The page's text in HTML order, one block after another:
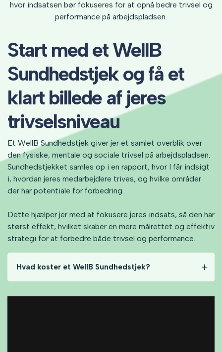
hvor indsatsen bør fokuseres for at opnå bedre trivsel og
performance på arbejdspladsen.
Start med et WellB
Sundhedstjek og få et
klart billede af jeres
trivselsniveau
Et WellB Sundhedstjek giver jer et samlet overblik over
den fysiske, mentale og sociale trivsel på arbejdspladsen.
Sundhedstjekket samles op i en rapport, hvor I får indsigt
i, hvordan jeres medarbejdere trives, og hvilke områder
der har potentiale for forbedring.
Dette hjælper jer med at fokusere jeres indsats, så den har
størst effekt, hvilket skaber en mere målrettet og effektiv
strategi for at forbedre både trivsel og performance.
Hvad koster et WellB Sundhedstjek?